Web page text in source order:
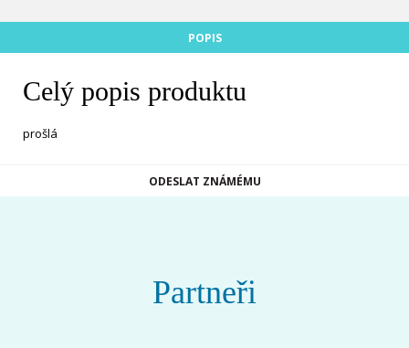
POPIS
Celý popis produktu
prošlá
ODESLAT ZNÁMÉMU
Partneři